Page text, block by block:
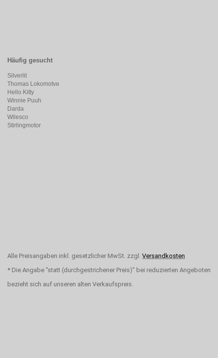
Häufig gesucht
Silverlit
Thomas Lokomotve
Hello Kitty
Winnie Puuh
Darda
Wilesco
Stirlingmotor
Alle Preisangaben inkl. gesetzlicher MwSt. zzgl. Versandkosten
* Die Angabe "statt (durchgestrichener Preis)" bei reduzierten Angeboten
bezieht sich auf unseren alten Verkaufspreis.